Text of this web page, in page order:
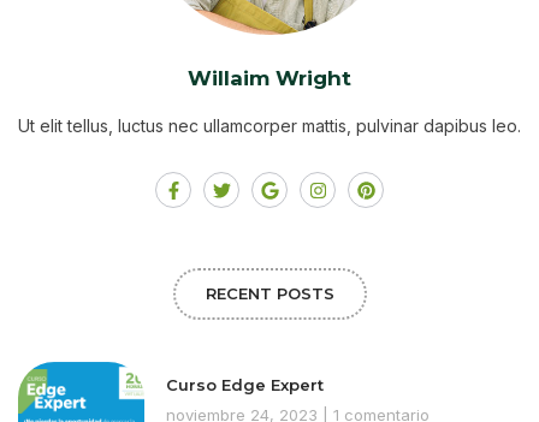
Willaim Wright
Ut elit tellus, luctus nec ullamcorper mattis, pulvinar dapibus leo.
RECENT POSTS
Curso Edge Expert
noviembre 24, 2023
1 comentario